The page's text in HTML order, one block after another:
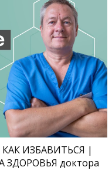
ИЗБАВИТЬСЯ |
доктора